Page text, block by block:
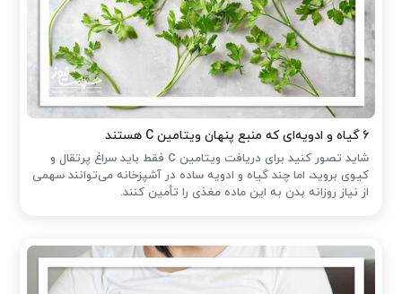
۶ گیاه و ادویه‌ای که منبع پنهان ویتامین C هستند
شاید تصور کنید برای دریافت ویتامین C فقط باید سراغ پرتقال و
کیوی بروید، اما چند گیاه و ادویه ساده در آشپزخانه می‌توانند سهمی
از نیاز روزانه بدن به این ماده مغذی را تأمین کنند.